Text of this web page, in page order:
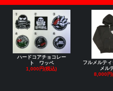
ハードコアチョコレー
ト ワッペ
1,000円(税込)
フルメルテ
メル
8,000円